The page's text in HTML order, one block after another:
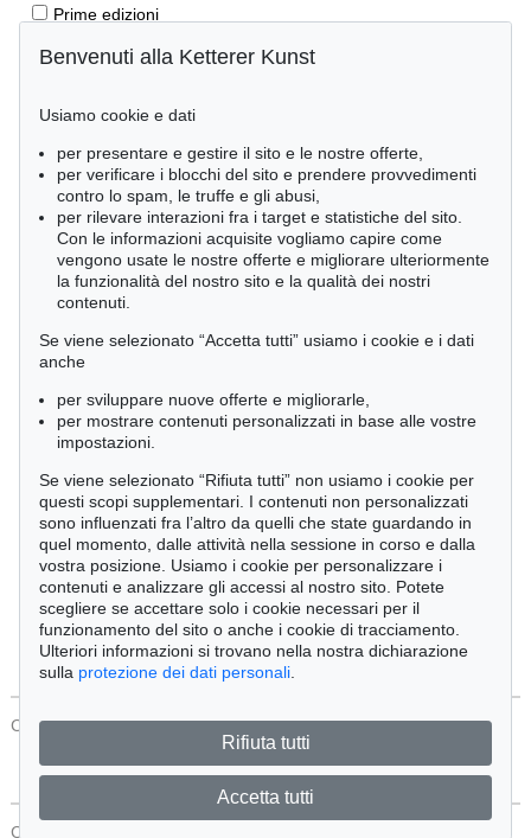
Prime edizioni
Manoscritti antichi
Libri per bambini
Lifestyle
Pietre miliari delle scienze naturali
Letteratura classica
Economia e diritto
Meraviglie della natura
Cimelia
Ordine:
Tutti gli oggetti
Solo offerte attuali
Solo oggetti venduti
Cerca
CONTATTI Protezione Dei Dati
CONTATTI
Benvenuti alla Ketterer Kunst
Usiamo cookie e dati
per presentare e gestire il sito e le nostre offerte,
per verificare i blocchi del sito e prendere provvedimenti
contro lo spam, le truffe e gli abusi,
per rilevare interazioni fra i target e statistiche del sito.
Con le informazioni acquisite vogliamo capire come
vengono usate le nostre offerte e migliorare ulteriormente
la funzionalità del nostro sito e la qualità dei nostri
contenuti.
Se viene selezionato “Accetta tutti” usiamo i cookie e i dati
anche
per sviluppare nuove offerte e migliorarle,
per mostrare contenuti personalizzati in base alle vostre
impostazioni.
Se viene selezionato “Rifiuta tutti” non usiamo i cookie per
questi scopi supplementari. I contenuti non personalizzati
sono influenzati fra l’altro da quelli che state guardando in
quel momento, dalle attività nella sessione in corso e dalla
vostra posizione. Usiamo i cookie per personalizzare i
contenuti e analizzare gli accessi al nostro sito. Potete
scegliere se accettare solo i cookie necessari per il
funzionamento del sito o anche i cookie di tracciamento.
Ulteriori informazioni si trovano nella nostra dichiarazione
sulla protezione dei dati personali
Rifiuta tutti
Accetta tutti